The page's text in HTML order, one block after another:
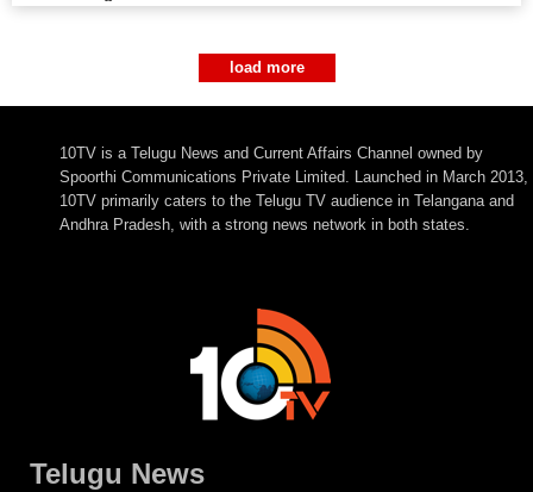
load more
10TV is a Telugu News and Current Affairs Channel owned by
Spoorthi Communications Private Limited. Launched in March 2013,
10TV primarily caters to the Telugu TV audience in Telangana and
Andhra Pradesh, with a strong news network in both states.
Telugu News